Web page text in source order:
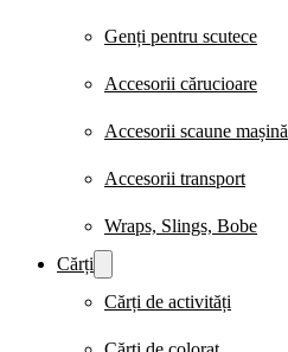
Genți pentru scutece
Accesorii cărucioare
Accesorii scaune mașină
Accesorii transport
Wraps, Slings, Bobe
Cărți
Cărți de activități